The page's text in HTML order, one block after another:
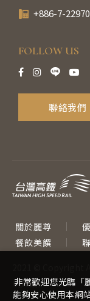
+886-7-
FOLLOW US
聯絡我們
關於麗尊
餐飲美饌
網頁設計‧iBest
非常歡迎您光臨
能夠安心使用本網